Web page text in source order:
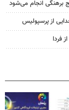
برهنگی انجام می‌شود
از پرسپولیس
فردا